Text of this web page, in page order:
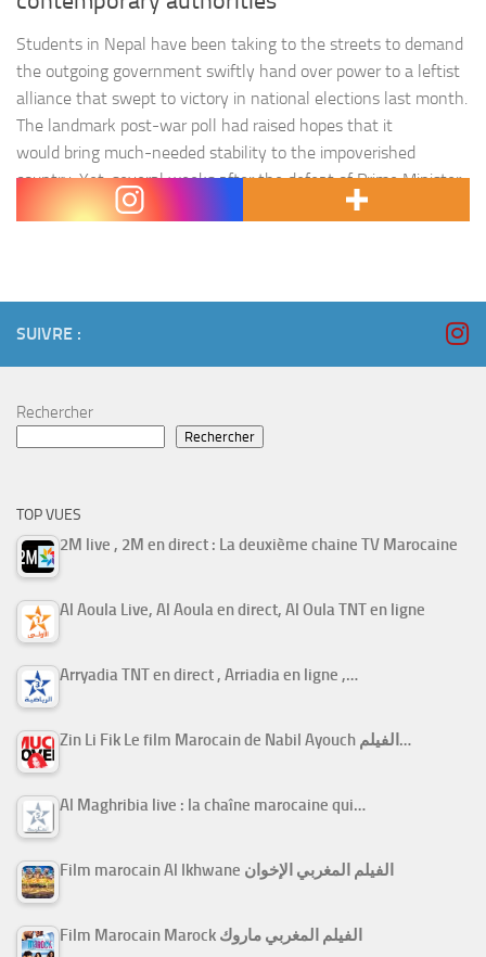
Students in Nepal have been taking to the streets to demand
the outgoing government swiftly hand over power to a leftist
alliance that swept to victory in national elections last month.
The landmark post-war poll had raised hopes that it
would bring much-needed stability to the impoverished
country. Yet, several weeks after the defeat of Prime Minister
Sher Bahadur Deuba’s…
SUIVRE :
Rechercher
Rechercher
TOP VUES
2M live , 2M en direct : La deuxième chaine TV Marocaine
Al Aoula Live, Al Aoula en direct, Al Oula TNT en ligne
Arryadia TNT en direct , Arriadia en ligne ,…
Zin Li Fik Le film Marocain de Nabil Ayouch الفيلم…
Al Maghribia live : la chaîne marocaine qui…
Film marocain Al Ikhwane الفيلم المغربي الإخوان
Film Marocain Marock الفيلم المغربي ماروك